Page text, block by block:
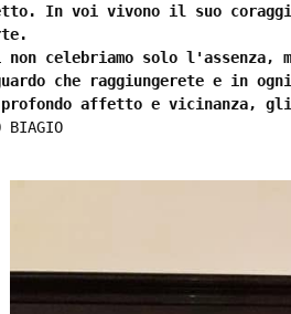
In voi vivono il suo
non celebriamo solo
che raggiungerete e in
profondo affetto e vicinanza,
BIAGIO